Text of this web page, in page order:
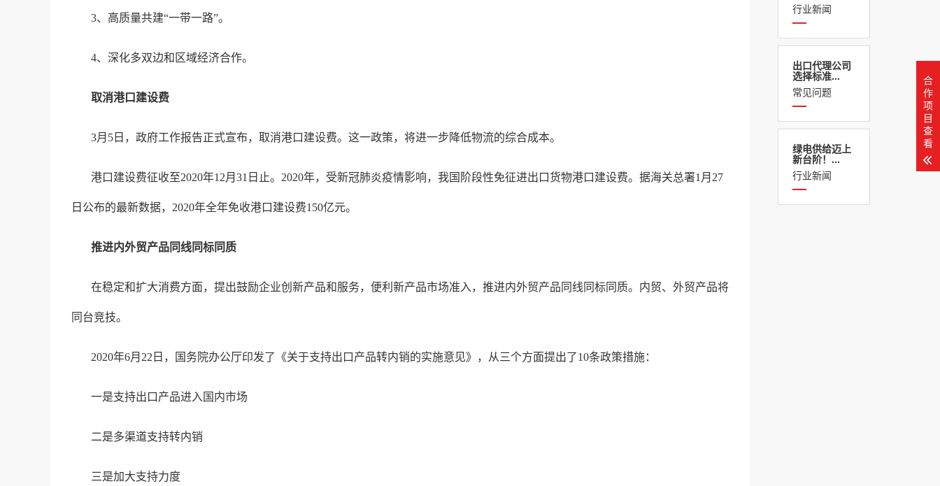
行业新闻
出口代理公司
选择标准...
常见问题
绿电供给迈上
新台阶！...
行业新闻
3、高质量共建“一带一路”。
4、深化多双边和区域经济合作。
取消港口建设费
3月5日，政府工作报告正式宣布，取消港口建设费。这一政策，将进一步降低物流的综合成本。
港口建设费征收至2020年12月31日止。2020年，受新冠肺炎疫情影响，我国阶段性免征进出口货物港口建设费。据海关总署1月27
日公布的最新数据，2020年全年免收港口建设费150亿元。
推进内外贸产品同线同标同质
在稳定和扩大消费方面，提出鼓励企业创新产品和服务，便利新产品市场准入，推进内外贸产品同线同标同质。内贸、外贸产品将
同台竞技。
2020年6月22日，国务院办公厅印发了《关于支持出口产品转内销的实施意见》，从三个方面提出了10条政策措施：
一是支持出口产品进入国内市场
二是多渠道支持转内销
三是加大支持力度
合
作
项
目
查
看